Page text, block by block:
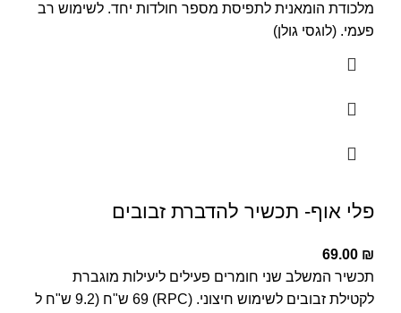
מלכודת הומאנית לתפיסת מספר חולדות יחד. לשימוש רב
פעמי. (לוגסי גולן)
פלי אוף- תכשיר להדברת זבובים
69.00 ₪
תכשיר המשלב שני חומרים פעילים ליעילות מוגברת
לקטילת זבובים לשימוש חיצוני. (RPC) 69 ש"ח (9.2 ש"ח ל